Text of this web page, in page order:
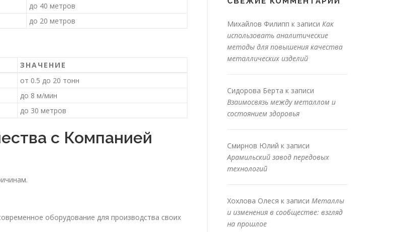
до 40 метров
до 20 метров
ЗНАЧЕНИЕ
от 0.5 до 20 тонн
до 8 м/мин
до 30 метров
с Компанией
оборудование для производства своих
Михайлов Филипп к записи Как
использовать аналитические
методы для повышения качества
металлических изделий
Сидорова Берта к записи
Взаимосвязь между металлом и
состоянием здоровья
Смирнов Юлий к записи
Арамильский завод передовых
технологий
Хохлова Олеся к записи Металлы
и изменения в сообществе: взгляд
на прошлое